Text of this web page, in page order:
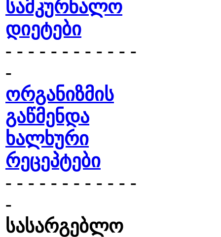
სამკურნალო
დიეტები
- - - - - - - - - - - -
-
ორგანიზმის
გაწმენდა
ხალხური
რეცეპტები
- - - - - - - - - - - -
-
სასარგებლო